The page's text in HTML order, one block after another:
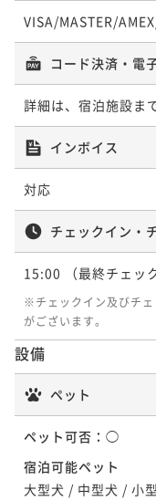
VISA/MASTER/
コード決済・電
詳細は、宿泊施設ま
インボイス
対応
チェックイン・
15:00 （最終チェッ
※チェックイン及びチ
がございます。
設備
ペット
ペット可否： ◯
宿泊可能ペット
大型犬 / 中型犬 / 小